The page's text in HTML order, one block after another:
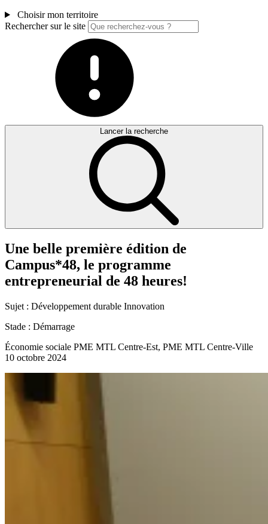
Choisir mon territoire
Rechercher sur le site
Lancer la recherche
Une belle première édition de
Campus*48, le programme
entrepreneurial de 48 heures!
Sujet : Développement durable Innovation
Stade : Démarrage
Économie sociale PME MTL Centre-Est, PME MTL Centre-Ville
10 octobre 2024